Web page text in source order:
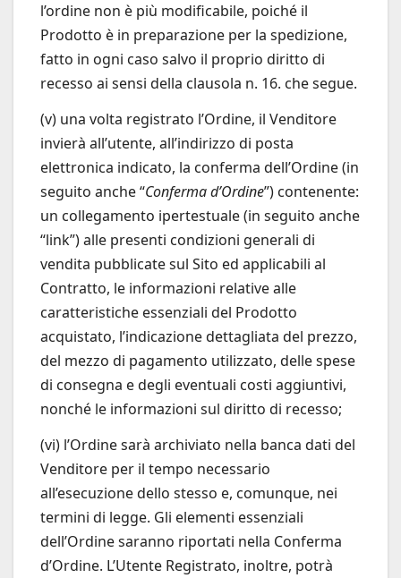
l’ordine non è più modificabile, poiché il
Prodotto è in preparazione per la spedizione,
fatto in ogni caso salvo il proprio diritto di
recesso ai sensi della clausola n. 16. che segue.
(v) una volta registrato l’Ordine, il Venditore
invierà all’utente, all’indirizzo di posta
elettronica indicato, la conferma dell’Ordine (in
seguito anche “Conferma d’Ordine”) contenente:
un collegamento ipertestuale (in seguito anche
“link”) alle presenti condizioni generali di
vendita pubblicate sul Sito ed applicabili al
Contratto, le informazioni relative alle
caratteristiche essenziali del Prodotto
acquistato, l’indicazione dettagliata del prezzo,
del mezzo di pagamento utilizzato, delle spese
di consegna e degli eventuali costi aggiuntivi,
nonché le informazioni sul diritto di recesso;
(vi) l’Ordine sarà archiviato nella banca dati del
Venditore per il tempo necessario
all’esecuzione dello stesso e, comunque, nei
termini di legge. Gli elementi essenziali
dell’Ordine saranno riportati nella Conferma
d’Ordine. L’Utente Registrato, inoltre, potrà